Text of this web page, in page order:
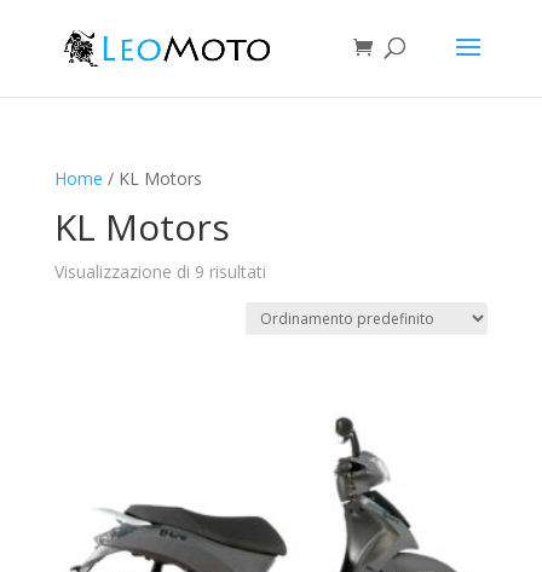
Home / KL Motors
KL Motors
Visualizzazione di 9 risultati